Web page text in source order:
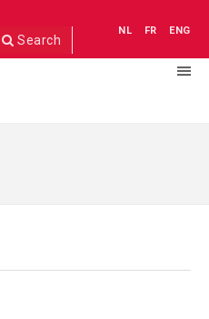
Search
NL FR ENG